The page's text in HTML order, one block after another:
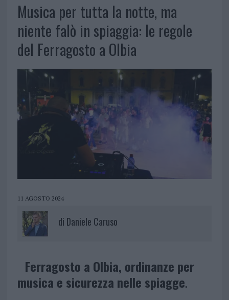
Musica per tutta la notte, ma
niente falò in spiaggia: le regole
del Ferragosto a Olbia
11 AGOSTO 2024
di Daniele Caruso
Ferragosto a Olbia, ordinanze per
musica e sicurezza nelle spiagge.